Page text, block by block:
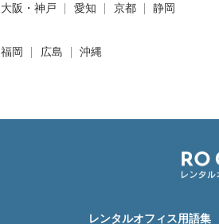
大阪・神戸 愛知 京都 静岡
福岡 広島 沖縄
レンタルオフィス用語集